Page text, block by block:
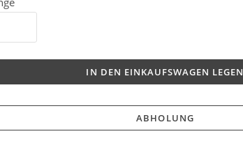
IN DEN EINKAUFSWAGEN LEGEN
ABHOLUNG